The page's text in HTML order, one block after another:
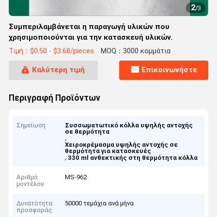
2/3
Συμπεριλαμβάνεται η παραγωγή υλικών που
χρησιμοποιούνται για την κατασκευή υλικών.
Τιμή：$0.50 - $3.68/pieces MOQ：3000 κομμάτια
Καλύτερη τιμή Επικοινωνήστε
Περιγραφή Προϊόντων
Σημείωση
Συσσωματωτικό κόλλα υψηλής αντοχής
σε θερμότητα
,
Χειροκρέμασμα υψηλής αντοχής σε
θερμότητα για κατασκευές
,330 ml ανθεκτικής στη θερμότητα κόλλα
Αριθμό
μοντέλου
MS-962
Δυνατότητα
προσφοράς
50000 τεμάχια ανά μήνα